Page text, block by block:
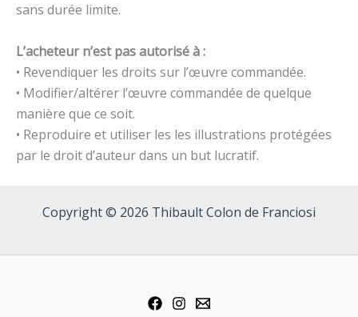
sans durée limite.
L’acheteur n’est pas autorisé à :
• Revendiquer les droits sur l’œuvre commandée.
• Modifier/altérer l’œuvre commandée de quelque
manière que ce soit.
• Reproduire et utiliser les les illustrations protégées
par le droit d’auteur dans un but lucratif.
Copyright © 2026 Thibault Colon de Franciosi